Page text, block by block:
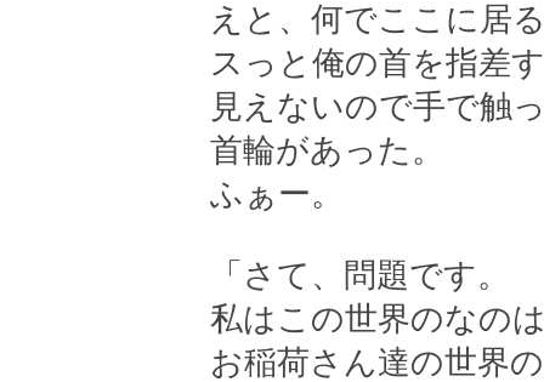
えと、何でここに居
スっと俺の首を指差
見えないので手で触
首輪があった。
ふぁー。
「さて、問題です。
私はこの世界のなの
お稲荷さん達の世界